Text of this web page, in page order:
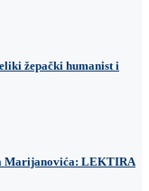
žepački humanist i
Marijanovića: LEKTIRA